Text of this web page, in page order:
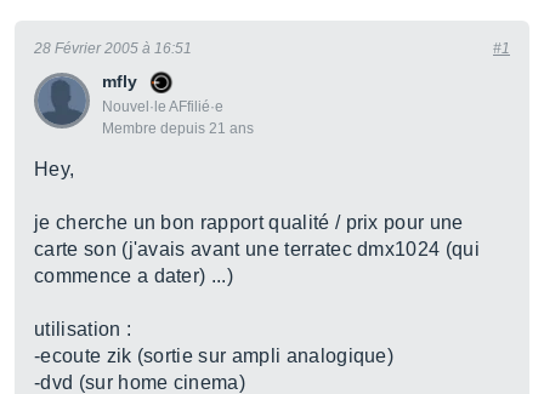
mfly
Nouvel·le AFfilié·e
Membre depuis 21 ans
28 Février 2005 à 16:51 #1
Hey,
je cherche un bon rapport qualité / prix pour une
carte son (j'avais avant une terratec dmx1024 (qui
commence a dater) ...)
utilisation :
-ecoute zik (sortie sur ampli analogique)
-dvd (sur home cinema)